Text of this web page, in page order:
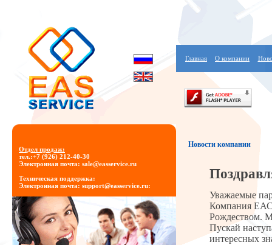
Главная О компании
Отдел продаж:
тел.:+7 (926) 212-40-30
Электронная почта: sale@easservice.ru
Техническая поддержка:
Электронная почта: support@easservice.ru:
Новости компании
Уважаемые
Компания ЕАС
Рождеством.
Пускай
интересных